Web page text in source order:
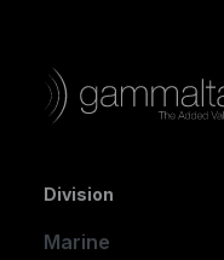
Division
Marine